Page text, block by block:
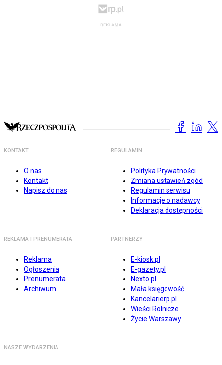
KONTAKT
O nas
Kontakt
Napisz do nas
REGULAMIN
Polityka Prywatności
Zmiana ustawień zgód
Regulamin serwisu
Informacje o nadawcy
Deklaracja dostępności
REKLAMA I PRENUMERATA
Reklama
Ogłoszenia
Prenumerata
Archiwum
PARTNERZY
E-kiosk.pl
E-gazety.pl
Nexto.pl
Mała księgowość
Kancelarierp.pl
Wieści Rolnicze
Życie Warszawy
NASZE WYDARZENIA